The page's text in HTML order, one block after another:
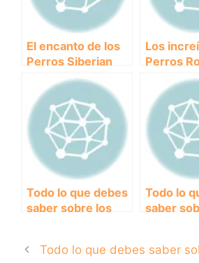
El encanto de los
Perros Siberian
Husky: Descubre
todo sobre esta
fascinante raza
Los
Perros
Cuidados y
Todo lo que debes
saber sobre los
Leonberger
Todo lo
saber
Boxer
Todo lo que debes saber